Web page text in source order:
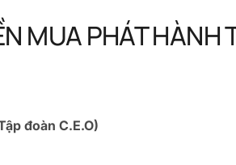
MUA PHÁT HÀNH
đoàn C.E.O)